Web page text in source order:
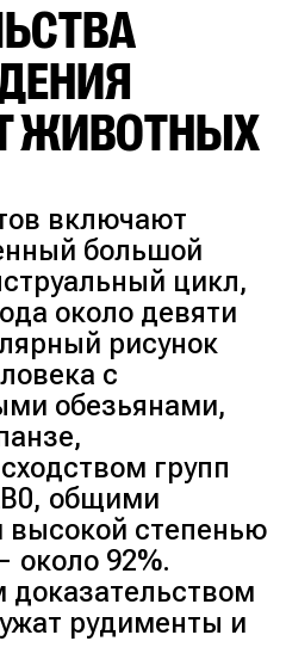
ЖИВОТНЫХ
включают
большой
цикл,
около девяти
рисунок
с
обезьянами,
групп
общими
высокой степенью
92%.
рудименты и